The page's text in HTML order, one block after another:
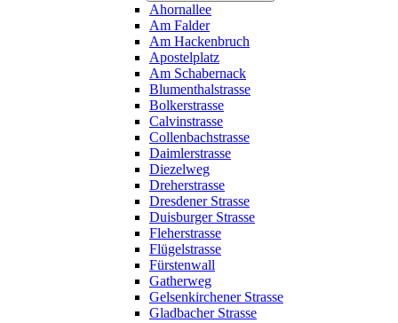
Ahornallee
Am Falder
Am Hackenbruch
Apostelplatz
Am Schabernack
Blumenthalstrasse
Bolkerstrasse
Calvinstrasse
Collenbachstrasse
Daimlerstrasse
Diezelweg
Dreherstrasse
Dresdener Strasse
Duisburger Strasse
Fleherstrasse
Flügelstrasse
Fürstenwall
Gatherweg
Gelsenkirchener Strasse
Gladbacher Strasse